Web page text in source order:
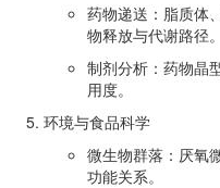
药物递送：脂质体
物释放与代谢路径。
制剂分析：药物晶
用度。
环境与食品科学
微生物群落：厌氧
功能关系。